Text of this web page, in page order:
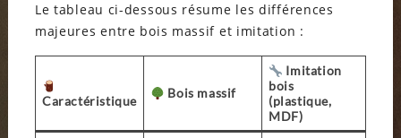
Le tableau ci-dessous résume les différences
majeures entre bois massif et imitation :
Caractéristique
Bois massif
Imitation
bois
(plastique,
MDF)